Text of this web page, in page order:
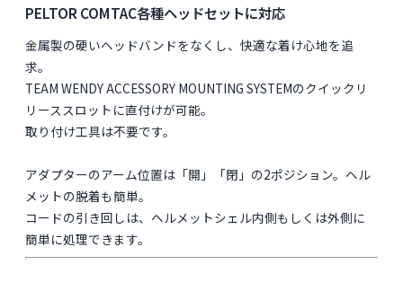
PELTOR COMTAC各種ヘッドセットに対応
金属製の硬いヘッドバンドをなくし、快適な着け心地を追
求。
TEAM WENDY ACCESSORY MOUNTING SYSTEMのクイックリ
リーススロットに直付けが可能。
取り付け工具は不要です。
アダプターのアーム位置は「開」「閉」の2ポジション。ヘル
メットの脱着も簡単。
コードの引き回しは、ヘルメットシェル内側もしくは外側に
簡単に処理できます。